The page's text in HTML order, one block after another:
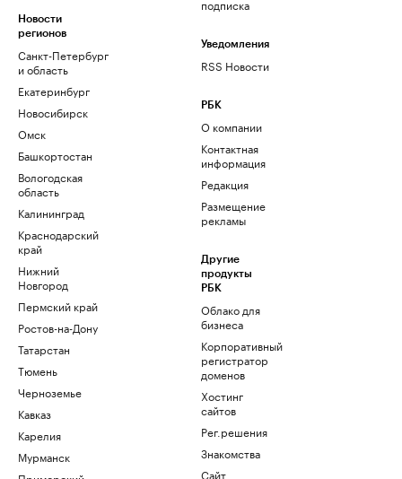
Новости
регионов
Санкт-Петербург
и область
Екатеринбург
Новосибирск
Омск
Башкортостан
Вологодская
область
Калининград
Краснодарский
край
Нижний
Новгород
Пермский край
Ростов-на-Дону
Татарстан
Тюмень
Черноземье
Кавказ
Карелия
Мурманск
подписка
Уведомления
RSS Новости
РБК
О компании
Контактная
информация
Редакция
Размещение
рекламы
Другие
продукты
РБК
Облако для
бизнеса
Корпоративный
регистратор
доменов
Хостинг
сайтов
Рег.решения
Знакомства
Сайт